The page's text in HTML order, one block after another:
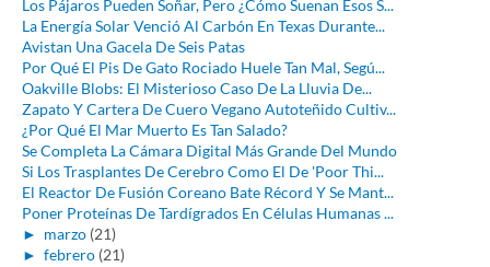
Los Pájaros Pueden Soñar, Pero ¿Cómo Suenan Esos S...
La Energía Solar Venció Al Carbón En Texas Durante...
Avistan Una Gacela De Seis Patas
Por Qué El Pis De Gato Rociado Huele Tan Mal, Segú...
Oakville Blobs: El Misterioso Caso De La Lluvia De...
Zapato Y Cartera De Cuero Vegano Autoteñido Cultiv...
¿Por Qué El Mar Muerto Es Tan Salado?
Se Completa La Cámara Digital Más Grande Del Mundo
Si Los Trasplantes De Cerebro Como El De 'Poor Thi...
El Reactor De Fusión Coreano Bate Récord Y Se Mant...
Poner Proteínas De Tardígrados En Células Humanas ...
► marzo (21)
► febrero (21)